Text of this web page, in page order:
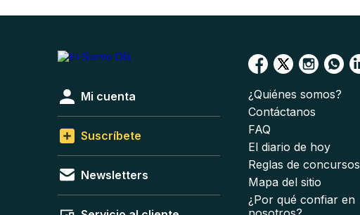
Mi cuenta
Suscríbete
Newsletters
¿Quiénes somos?
Contáctanos
FAQ
El diario de hoy
Reglas de concursos
Mapa del sitio
¿Por qué confiar en